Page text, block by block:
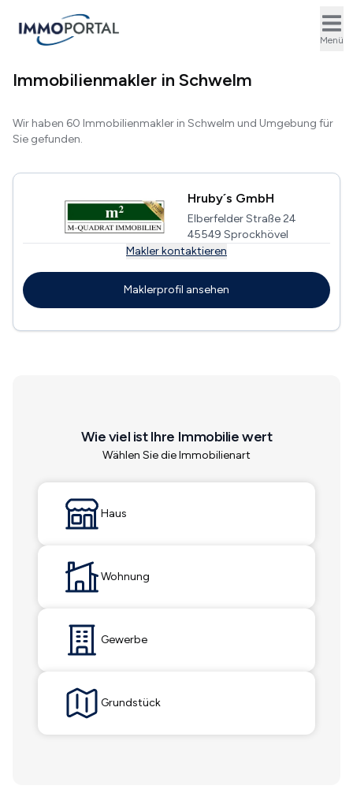
Menü
Immobilienmakler in Schwelm
Wir haben 60 Immobilienmakler in Schwelm und Umgebung für
Sie gefunden.
Hruby´s GmbH
Elberfelder Straße 24
45549 Sprockhövel
Makler kontaktieren
Maklerprofil ansehen
Wie viel ist Ihre Immobilie wert
Wählen Sie die Immobilienart
Haus
Wohnung
Gewerbe
Grundstück